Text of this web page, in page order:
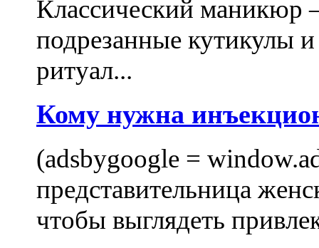
Классический маникюр
подрезанные кутикулы
ритуал...
Кому нужна
(adsbygoogle =
представительница
чтобы выглядеть